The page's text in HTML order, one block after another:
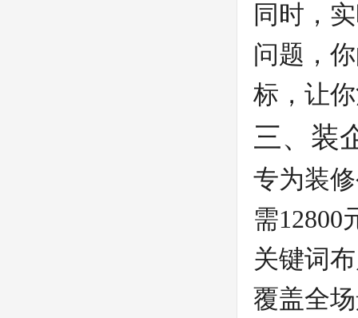
同时，
问题，
标，让
三、装
专为装
需12800
关键词
覆盖全